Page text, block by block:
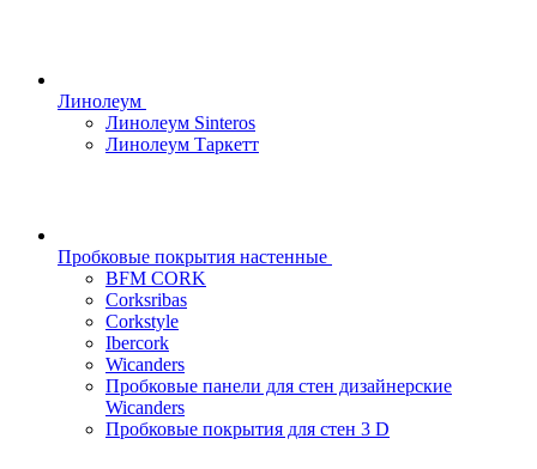
Линолеум
Линолеум Sinteros
Линолеум Таркетт
Пробковые покрытия настенные
BFM CORK
Corksribas
Corkstyle
Ibercork
Wicanders
Пробковые панели для стен дизайнерские
Wicanders
Пробковые покрытия для стен 3 D